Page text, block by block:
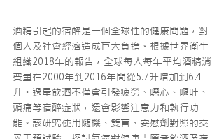
酒精引起的宿醉是一個全球性的健康問題，對
個人及社會經濟造成巨大負擔。根據世界衛生
組織2018年的報告，全球每人每年平均酒精消
費量在2000年到2016年間從5.7升增加到6.4
升。過量飲酒不僅會引發疲勞、噁心、嘔吐、
頭痛等宿醉症狀，還會影響注意力和執行功
能。該研究使用隨機、雙盲、安慰劑對照的交